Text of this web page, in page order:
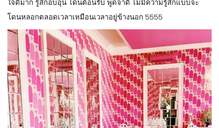
ใจดีมาก รู้สึกอบอุ่น โดนต้อนรับ พูดจาดี ไม่มีความรู้สึกแบบจะ
โดนหลอกตลอดเวลาเหมือนเวลาอยู่ข้างนอก 5555